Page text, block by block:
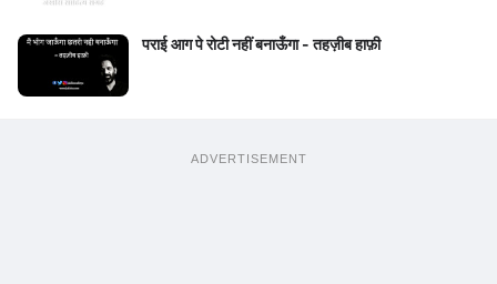
पराई आग पे रोटी नहीं बनाऊँगा - तहज़ीब हाफ़ी
ADVERTISEMENT